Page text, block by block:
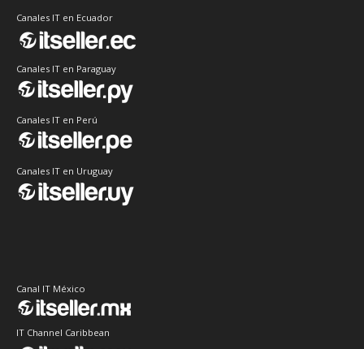
Canales IT en Ecuador
Canales IT en Paraguay
Canales IT en Perú
Canales IT en Uruguay
Canal IT México
IT Channel Caribbean